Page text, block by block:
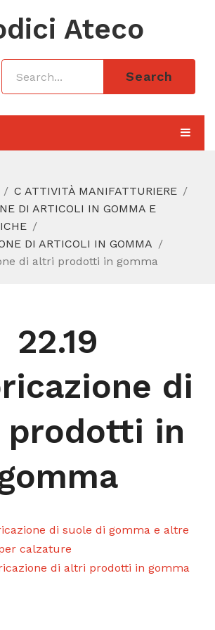
Ateco
Search
2025
COSA SERVE
C ATTIVITÀ MANIFATTURIERE
DI ARTICOLI IN GOMMA E
DI ARTICOLI IN GOMMA
di altri prodotti in gomma
22.19
di
in
di suole di gomma e altre
calzature
di altri prodotti in gomma